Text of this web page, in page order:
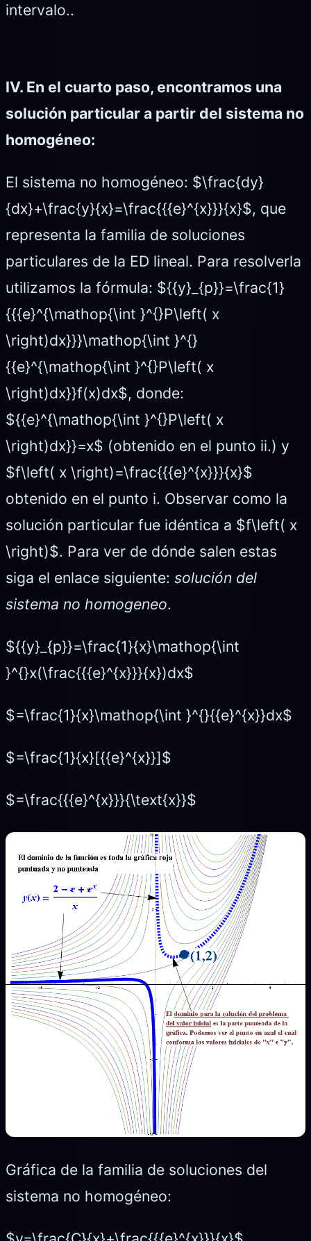
intervalo..
IV. En el cuarto paso, encontramos una
solución particular a partir del sistema no
homogéneo:
El sistema no homogéneo: $\frac{dy}
{dx}+\frac{y}{x}=\frac{{{e}^{x}}}{x}$, que
representa la familia de soluciones
particulares de la ED lineal. Para resolverla
utilizamos la fórmula: ${{y}_{p}}=\frac{1}
{{{e}^{\mathop{\int }^{}P\left( x
\right)dx}}}\mathop{\int }^{}
{{e}^{\mathop{\int }^{}P\left( x
\right)dx}}f(x)dx$, donde:
${{e}^{\mathop{\int }^{}P\left( x
\right)dx}}=x$ (obtenido en el punto ii.) y
$f\left( x \right)=\frac{{{e}^{x}}}{x}$
obtenido en el punto i. Observar como la
solución particular fue idéntica a $f\left( x
\right)$. Para ver de dónde salen estas
siga el enlace siguiente: solución del
sistema no homogeneo.
${{y}_{p}}=\frac{1}{x}\mathop{\int
}^{}x(\frac{{{e}^{x}}}{x})dx$
$=\frac{1}{x}\mathop{\int }^{}{{e}^{x}}dx$
$=\frac{1}{x}[{{e}^{x}}]$
$=\frac{{{e}^{x}}}{\text{x}}$
Gráfica de la familia de soluciones del
sistema no homogéneo: